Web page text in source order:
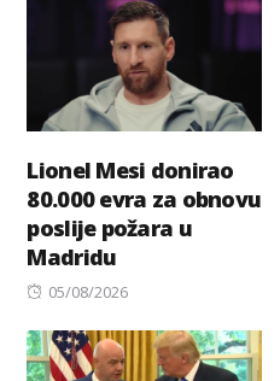
Lionel Mesi donirao
80.000 evra za obnovu
poslije požara u
Madridu
Posted
05/08/2026